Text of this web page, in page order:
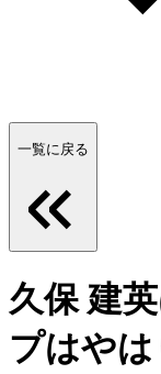
一覧に戻る
久保 建
プはや